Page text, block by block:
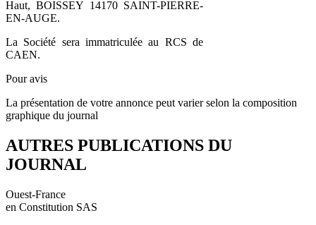
Haut, BOISSEY 14170 SAINT-PIERRE-
EN-AUGE.
La Société sera immatriculée au RCS de
CAEN.
Pour avis
La présentation de votre annonce peut varier selon la composition
graphique du journal
AUTRES PUBLICATIONS DU
JOURNAL
Ouest-France
en Constitution SAS